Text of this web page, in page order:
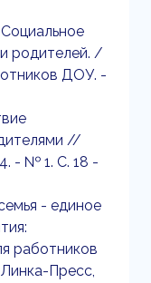
родителей. /
ДОУ. -
//
- № 1. С. 18 -
- единое
работников
Пресс,